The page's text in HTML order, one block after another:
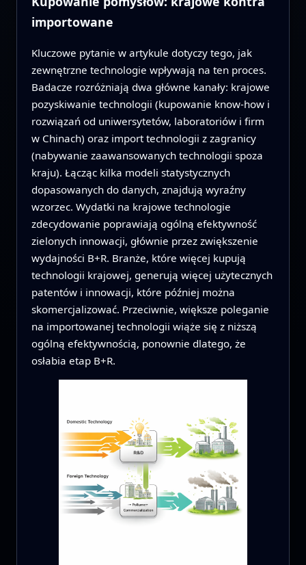
importowane
Kluczowe pytanie w artykule dotyczy tego, jak
zewnętrzne technologie wpływają na ten proces.
Badacze rozróżniają dwa główne kanały: krajowe
pozyskiwanie technologii (kupowanie know‑how i
rozwiązań od uniwersytetów, laboratoriów i firm
w Chinach) oraz import technologii z zagranicy
(nabywanie zaawansowanych technologii spoza
kraju). Łącząc kilka modeli statystycznych
dopasowanych do danych, znajdują wyraźny
wzorzec. Wydatki na krajowe technologie
zdecydowanie poprawiają ogólną efektywność
zielonych innowacji, głównie przez zwiększenie
wydajności B+R. Branże, które więcej kupują
technologii krajowej, generują więcej użytecznych
patentów i innowacji, które później można
skomercjalizować. Przeciwnie, większe poleganie
na importowanej technologii wiąże się z niższą
ogólną efektywnością, ponownie dlatego, że
osłabia etap B+R.